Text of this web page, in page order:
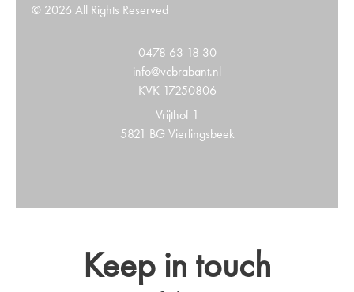
© 2026 All Rights Reserved
0478 63 18 30
info@vcbrabant.nl
KVK 17250806
Vrijthof 1
5821 BG Vierlingsbeek
Keep in touch